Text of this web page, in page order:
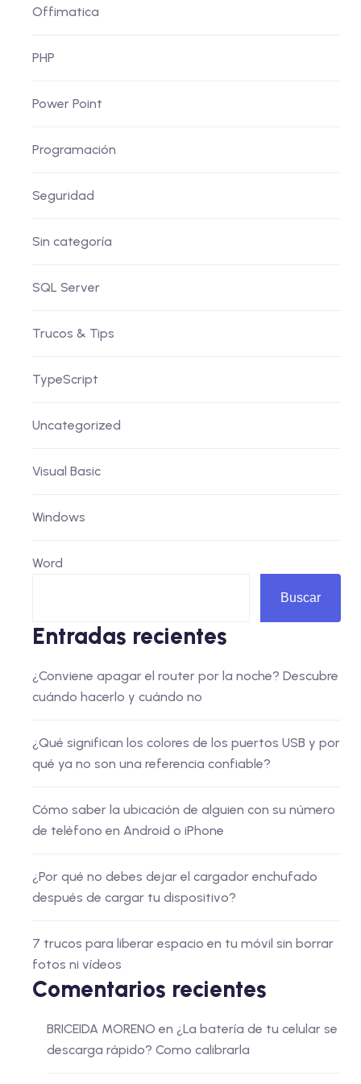
Offimatica
PHP
Power Point
Programación
Seguridad
Sin categoría
SQL Server
Trucos & Tips
TypeScript
Uncategorized
Visual Basic
Windows
Word
Buscar
Entradas recientes
¿Conviene apagar el router por la noche? Descubre
cuándo hacerlo y cuándo no
¿Qué significan los colores de los puertos USB y por
qué ya no son una referencia confiable?
Cómo saber la ubicación de alguien con su número
de teléfono en Android o iPhone
¿Por qué no debes dejar el cargador enchufado
después de cargar tu dispositivo?
7 trucos para liberar espacio en tu móvil sin borrar
fotos ni vídeos
Comentarios recientes
BRICEIDA MORENO en ¿La batería de tu celular se
descarga rápido? Como calibrarla